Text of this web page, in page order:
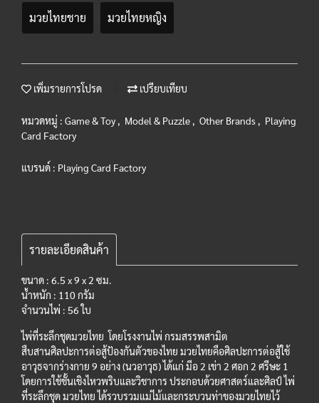
มวยไทยชาย มวยไทยหญิง
เพิ่มรายการโปรด เปรียบเทียบ
หมวดหมู่ : Game & Toy, Model & Puzzle , Other Brands , Playing
Card Factory
แบรนด์ : Playing Card Factory
รายละเอียดสินค้า
ขนาด : 6.5 x 9 x 2 ซม.
น้ำหนัก : 110 กรัม
จำนวนไพ่ : 56 ใบ
ไพ่ที่ระลึกชุดมวยไทย โดยโรงงานไพ่ กรมสรรพสามิต
สืบสานศิลปะการต่อสู้ป้องกันตัวของไทย มวยไทยคือศิลปะการต่อสู้ใช้
อาวุธจากร่างกาย 9 อย่าง (นวอาวุธ) ได้แก่ มีอ 2 เข่า 2 ศอก 2 ศรีษะ 1
โดยการใช้ชั้นเชิงไหวพริบและวิชาการ ประกอบด้วยศาสตร์และศิลป์ ไพ่
ที่ระลึกชุด มวยไทย ได้รวบรวมแม่ไม้และกระบวนท่าของมวยไทยไว้